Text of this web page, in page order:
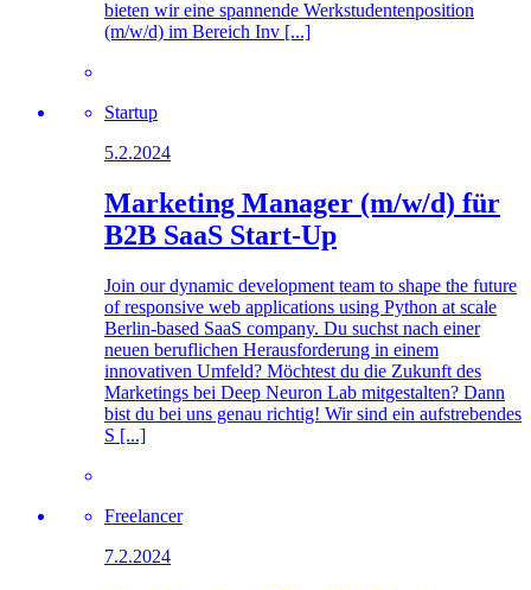
bieten wir eine spannende Werkstudentenposition
(m/w/d) im Bereich Inv [...]
Startup
5.2.2024
Marketing Manager (m/w/d) für
B2B SaaS Start-Up
Join our dynamic development team to shape the future
of responsive web applications using Python at scale
Berlin-based SaaS company. Du suchst nach einer
neuen beruflichen Herausforderung in einem
innovativen Umfeld? Möchtest du die Zukunft des
Marketings bei Deep Neuron Lab mitgestalten? Dann
bist du bei uns genau richtig! Wir sind ein aufstrebendes
S [...]
Freelancer
7.2.2024